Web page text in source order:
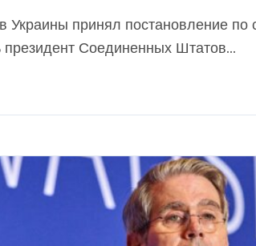
президент Соединенных Штатов...